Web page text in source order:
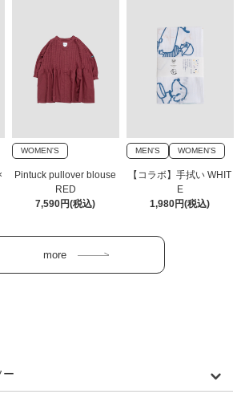
WOMEN'S
Pintuck pullover blouse
RED
7,590円(税込)
MEN'S WOMEN'S
【コラボ】手拭い WHIT
E
1,980円(税込)
ー